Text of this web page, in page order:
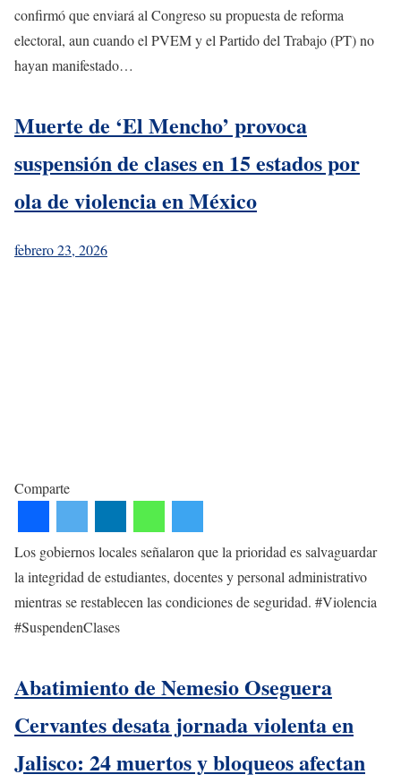
confirmó que enviará al Congreso su propuesta de reforma
electoral, aun cuando el PVEM y el Partido del Trabajo (PT) no
hayan manifestado…
Muerte de ‘El Mencho’ provoca
suspensión de clases en 15 estados por
ola de violencia en México
febrero 23, 2026
Comparte
Los gobiernos locales señalaron que la prioridad es salvaguardar
la integridad de estudiantes, docentes y personal administrativo
mientras se restablecen las condiciones de seguridad. #Violencia
#SuspendenClases
Abatimiento de Nemesio Oseguera
Cervantes desata jornada violenta en
Jalisco: 24 muertos y bloqueos afectan